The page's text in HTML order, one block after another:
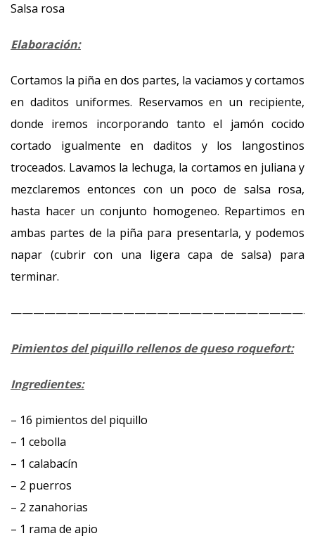
Salsa rosa
Elaboración:
Cortamos la piña en dos partes, la vaciamos y cortamos
en daditos uniformes. Reservamos en un recipiente,
donde iremos incorporando tanto el jamón cocido
cortado igualmente en daditos y los langostinos
troceados. Lavamos la lechuga, la cortamos en juliana y
mezclaremos entonces con un poco de salsa rosa,
hasta hacer un conjunto homogeneo. Repartimos en
ambas partes de la piña para presentarla, y podemos
napar (cubrir con una ligera capa de salsa) para
terminar.
Pimientos del piquillo rellenos de queso roquefort:
Ingredientes:
– 16 pimientos del piquillo
– 1 cebolla
– 1 calabacín
– 2 puerros
– 2 zanahorias
– 1 rama de apio